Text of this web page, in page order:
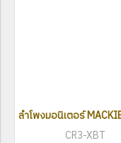
ลำโพงมอนิเตอร์
CR3-XBT